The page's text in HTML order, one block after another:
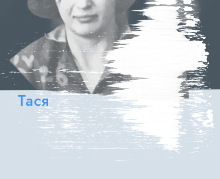
Тася